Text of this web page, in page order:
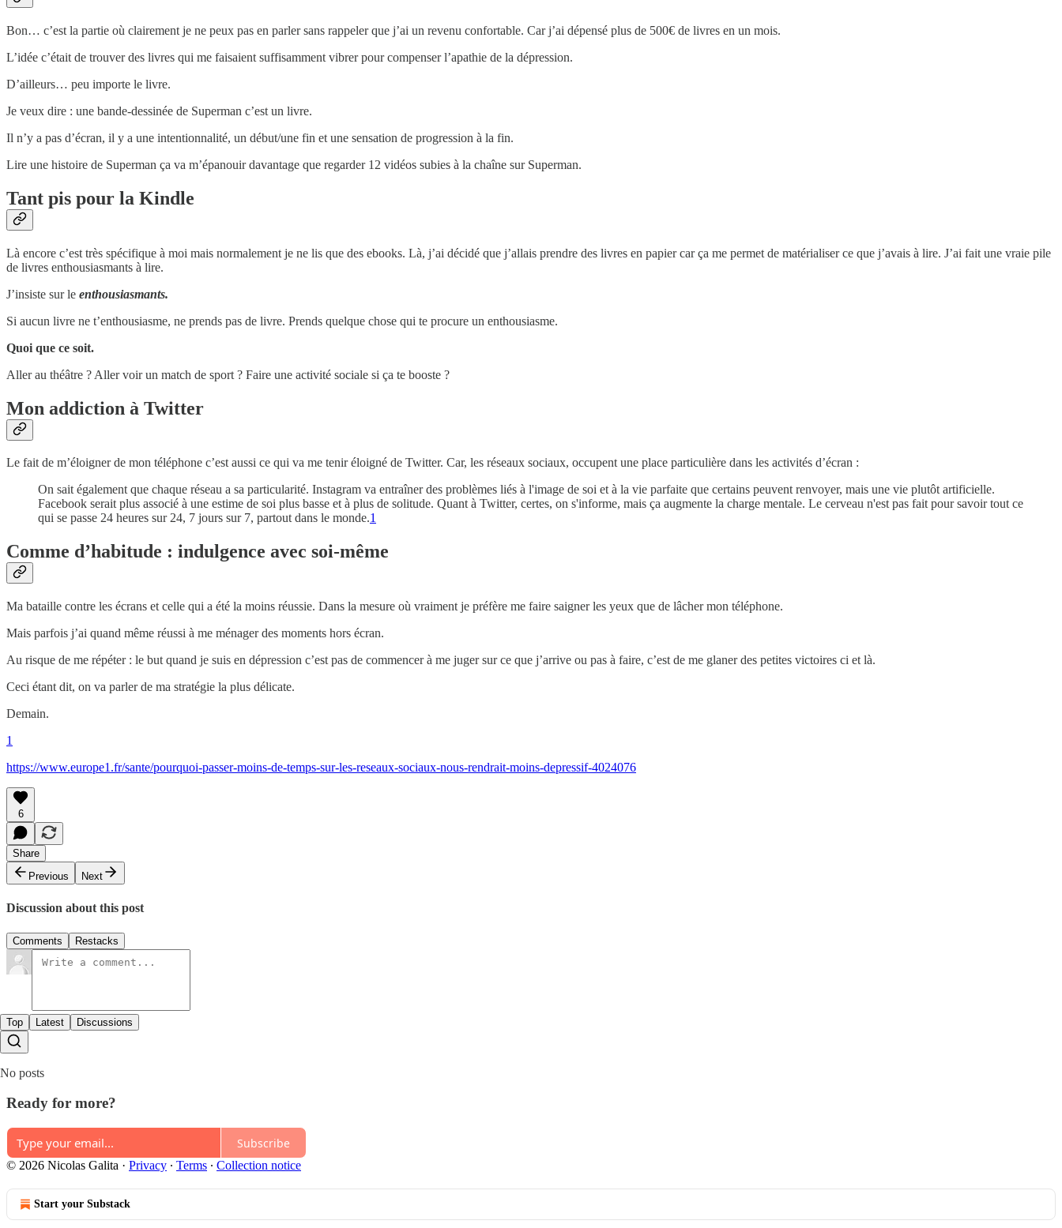
Bon… c’est la partie où clairement je ne peux pas en parler sans rappeler que j’ai un revenu confortable. Car j’ai dépensé plus de 500€ de livres en un mois.
L’idée c’était de trouver des livres qui me faisaient suffisamment vibrer pour compenser l’apathie de la dépression.
D’ailleurs… peu importe le livre.
Je veux dire : une bande-dessinée de Superman c’est un livre.
Il n’y a pas d’écran, il y a une intentionnalité, un début/une fin et une sensation de progression à la fin.
Lire une histoire de Superman ça va m’épanouir davantage que regarder 12 vidéos subies à la chaîne sur Superman.
Tant pis pour la Kindle
Là encore c’est très spécifique à moi mais normalement je ne lis que des ebooks. Là, j’ai décidé que j’allais prendre des livres en papier car ça me permet de matérialiser ce que j’avais à lire. J’ai fait une vraie pile
de livres enthousiasmants à lire.
J’insiste sur le enthousiasmants.
Si aucun livre ne t’enthousiasme, ne prends pas de livre. Prends quelque chose qui te procure un enthousiasme.
Quoi que ce soit.
Aller au théâtre ? Aller voir un match de sport ? Faire une activité sociale si ça te booste ?
Mon addiction à Twitter
Le fait de m’éloigner de mon téléphone c’est aussi ce qui va me tenir éloigné de Twitter. Car, les réseaux sociaux, occupent une place particulière dans les activités d’écran :
On sait également que chaque réseau a sa particularité. Instagram va entraîner des problèmes liés à l'image de soi et à la vie parfaite que certains peuvent renvoyer, mais une vie plutôt artificielle.
Facebook serait plus associé à une estime de soi plus basse et à plus de solitude. Quant à Twitter, certes, on s'informe, mais ça augmente la charge mentale. Le cerveau n'est pas fait pour savoir tout ce
qui se passe 24 heures sur 24, 7 jours sur 7, partout dans le monde.1
Comme d’habitude : indulgence avec soi-même
Ma bataille contre les écrans et celle qui a été la moins réussie. Dans la mesure où vraiment je préfère me faire saigner les yeux que de lâcher mon téléphone.
Mais parfois j’ai quand même réussi à me ménager des moments hors écran.
Au risque de me répéter : le but quand je suis en dépression c’est pas de commencer à me juger sur ce que j’arrive ou pas à faire, c’est de me glaner des petites victoires ci et là.
Ceci étant dit, on va parler de ma stratégie la plus délicate.
Demain.
1
https://www.europe1.fr/sante/pourquoi-passer-moins-de-temps-sur-les-reseaux-sociaux-nous-rendrait-moins-depressif-4024076
6
Share
Previous
Next
Discussion about this post
Comments Restacks
Top Latest Discussions
No posts
Ready for more?
Subscribe
© 2026 Nicolas Galita · Privacy ∙ Terms ∙ Collection notice
Start your Substack